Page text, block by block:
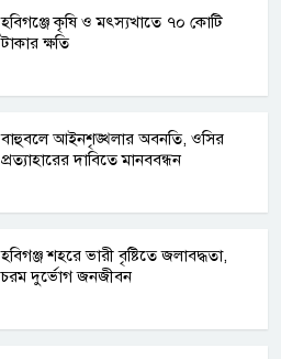
হবিগঞ্জে কৃষি ও মৎস্যখাতে ৭০ কোটি
টাকার ক্ষতি
বাহুবলে আইনশৃঙ্খলার অবনতি, ওসির
প্রত্যাহারের দাবিতে মানববন্ধন
হবিগঞ্জ শহরে ভারী বৃষ্টিতে জলাবদ্ধতা,
চরম দুর্ভোগ জনজীবন